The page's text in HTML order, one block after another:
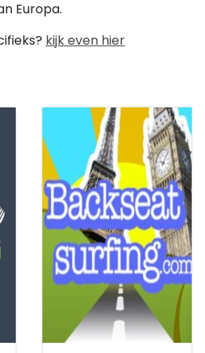
Europa.
kijk even hier